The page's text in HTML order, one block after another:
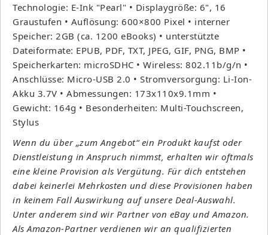
Technologie: E-Ink "Pearl" • Displaygröße: 6", 16
Graustufen • Auflösung: 600×800 Pixel • interner
Speicher: 2GB (ca. 1200 eBooks) • unterstützte
Dateiformate: EPUB, PDF, TXT, JPEG, GIF, PNG, BMP •
Speicherkarten: microSDHC • Wireless: 802.11b/g/n •
Anschlüsse: Micro-USB 2.0 • Stromversorgung: Li-Ion-
Akku 3.7V • Abmessungen: 173x110x9.1mm •
Gewicht: 164g • Besonderheiten: Multi-Touchscreen,
Stylus
Wenn du über „zum Angebot“ ein Produkt kaufst oder
Dienstleistung in Anspruch nimmst, erhalten wir oftmals
eine kleine Provision als Vergütung. Für dich entstehen
dabei keinerlei Mehrkosten und diese Provisionen haben
in keinem Fall Auswirkung auf unsere Deal-Auswahl.
Unter anderem sind wir Partner von eBay und Amazon.
Als Amazon-Partner verdienen wir an qualifizierten